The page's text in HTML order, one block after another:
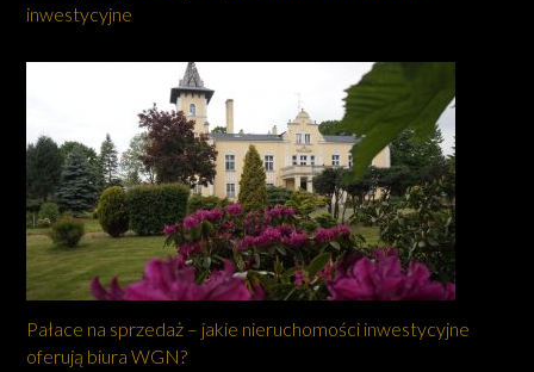
inwestycyjne
Pałace na sprzedaż – jakie nieruchomości inwestycyjne
oferują biura WGN?